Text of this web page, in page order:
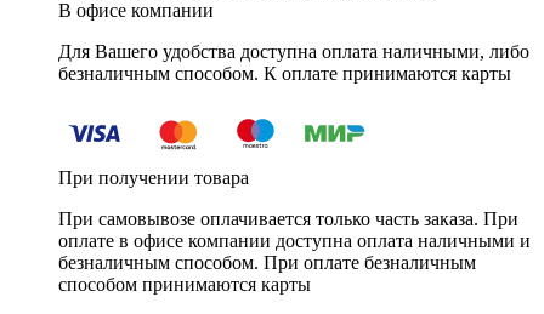
В офисе компании
Для Вашего удобства доступна оплата наличными, либо
безналичным способом. К оплате принимаются карты
При получении товара
При самовывозе оплачивается только часть заказа. При
оплате в офисе компании доступна оплата наличными и
безналичным способом. При оплате безналичным
способом принимаются карты